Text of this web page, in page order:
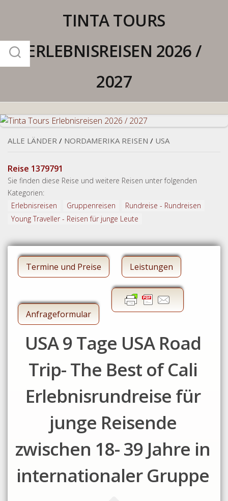
TINTA TOURS
ERLEBNISREISEN 2026 /
2027
ALLE LÄNDER / NORDAMERIKA REISEN / USA
Reise 1379791
Sie finden diese Reise und weitere Reisen unter folgenden
Kategorien:
Erlebnisreisen
Gruppenreisen
Rundreise - Rundreisen
Young Traveller - Reisen für junge Leute
Termine und Preise Leistungen
Anfrageformular
USA 9 Tage USA Road
Trip- The Best of Cali
Erlebnisrundreise für
junge Reisende
zwischen 18- 39 Jahre in
internationaler Gruppe